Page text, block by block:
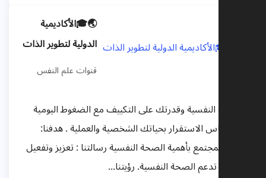
🌏🎓الأكاديمية
الدولية لتطوير الذات
قنوات علم النفس
صحتك النفسية وقدرتك على التكييف مع الضغوط اليومية
هي أساس الاستقرار بحياتك الشخصية والعملية . هدفنا:
توعية المجتمع بأهمية الصحة النفسية رسالتنا : تعزيز وتفعيل
البرامج تدعم الصحة النفسية. رؤيتنا...